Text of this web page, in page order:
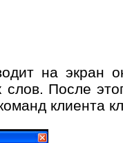
на экран
слов. После
клиента